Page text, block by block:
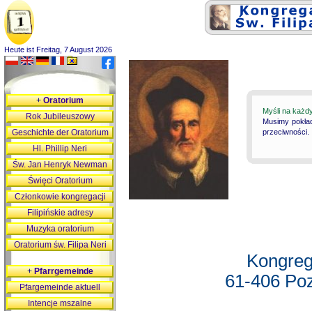
Heute ist Freitag, 7 August 2026
Myśli na
Musimy
przeciwności.
61-406
+Oratorium
Rok Jubileuszowy
Geschichte der Oratorium
Hl. Phillip Neri
Św. Jan Henryk Newman
Święci Oratorium
Członkowie kongregacji
Filipińskie adresy
Muzyka oratorium
Oratorium św. Filipa Neri
+Pfarrgemeinde
Pfargemeinde aktuell
Intencje mszalne